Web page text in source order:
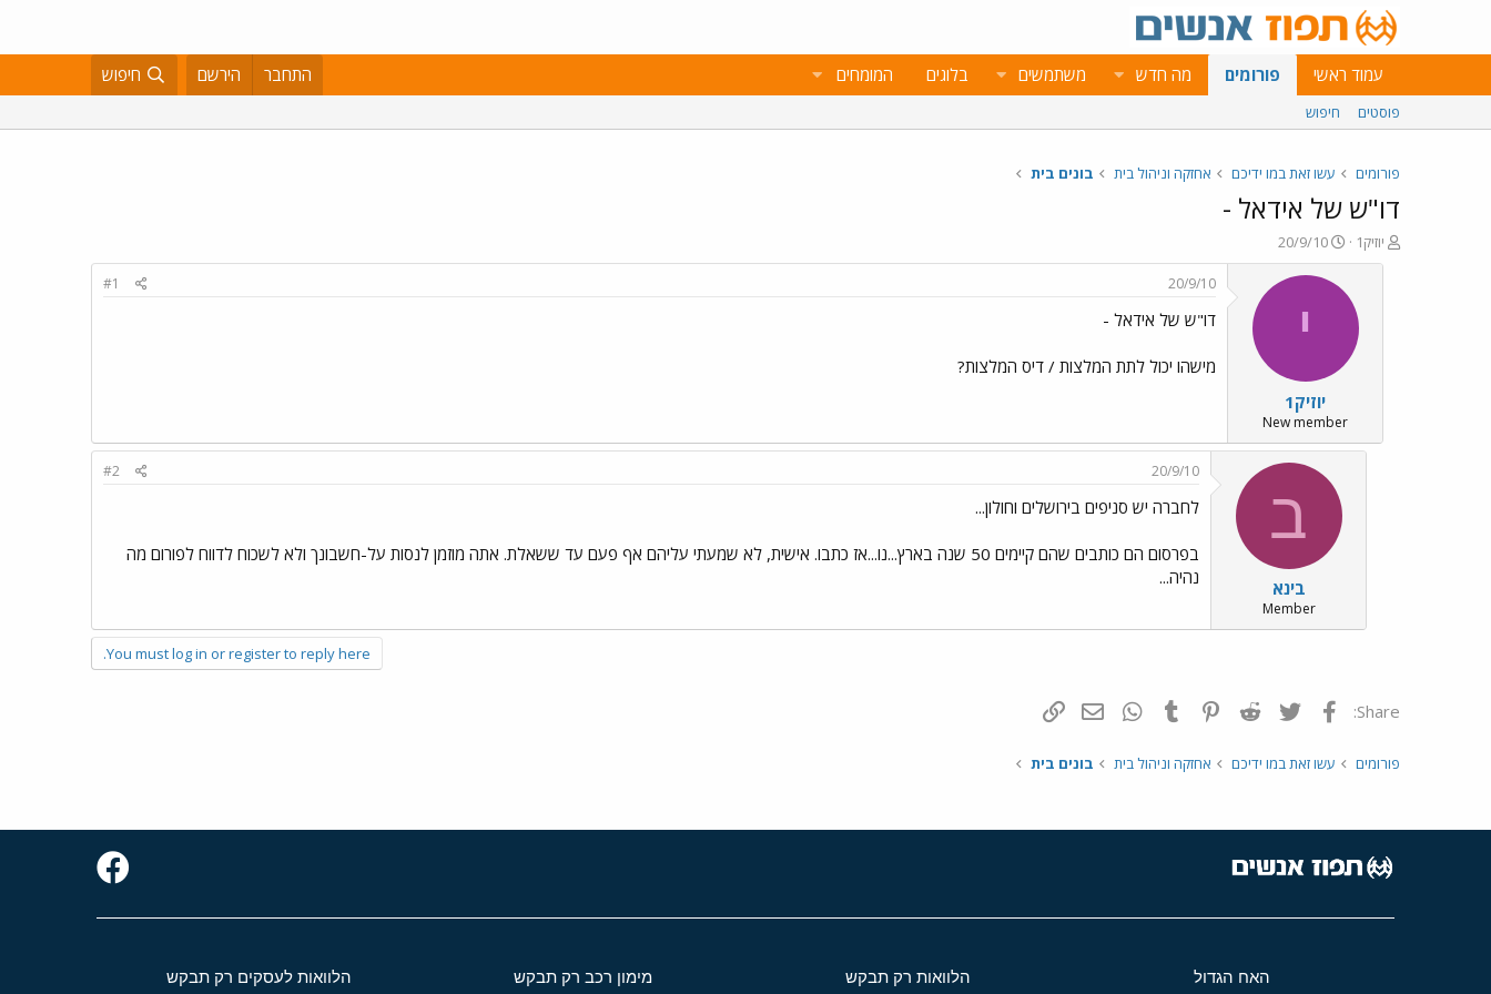
עמוד ראשי פורומים מה חדש משתמשים בלוגים המומחים התחבר הירשם חיפוש
פוסטים חיפוש
פורומים עשו זאת במו ידיכם אחזקה וניהול בית בונים בית
דו"ש של אידאל -
פ
ו
יוזיק1
פ
ו
ר
א
ר
י
ך
20/9/10
י
יוזיק1
New member
20/9/10
#1
דו"ש של אידאל -
מישהו יכול לתת המלצות / דיס המלצות?
ב
בינא
Member
20/9/10
#2
לחברה יש סניפים בירושלים וחולון...
בפרסום הם כותבים שהם קיימים 50 שנה בארץ...נו...אז כתבו. אישית, לא שמעתי עליהם אף פעם עד ששאלת. אתה מוזמן לנסות על-חשבונך ולא לשכוח לדווח לפורום מה
נהיה...
You must log in or register to reply here.
Share: פייסבוק Twitter
Reddit
Pinterest
Tumblr
WhatsAppדואר אלקטרוני
פורומים עשו זאת במו ידיכם אחזקה וניהול בית בונים בית
האח הגדול הלוואות רק תבקש מימון רכב רק תבקש הלוואות לעסקים רק תבקש